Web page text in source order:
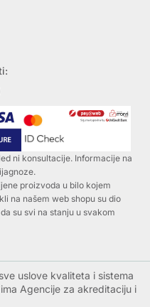
ni konsultacije. Informacije na
proizvoda u bilo kojem
na našem web shopu su dio
su svi na stanju u svakom
uslove kvaliteta i sistema
Agencije za akreditaciju i